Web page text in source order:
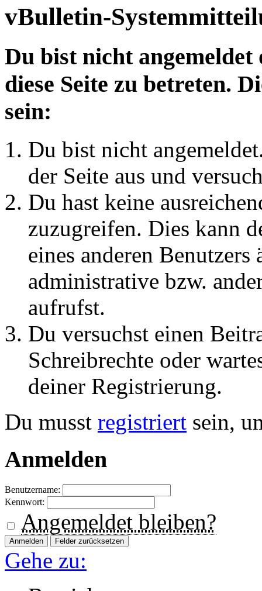
vBulletin-
Du bist nicht angemeldet
diese Seite zu betreten.
sein:
Du bist nicht
der Seite aus und
Du hast keine
zuzugreifen. Dies kann
eines anderen Benutzers
administrative bzw.
aufrufst.
Du versuchst einen
Schreibrechte oder
deiner Registrierung.
Du musst registriert sein,
Anmelden
Benutzername:
Kennwort:
Angemeldet bleiben?
Gehe zu: